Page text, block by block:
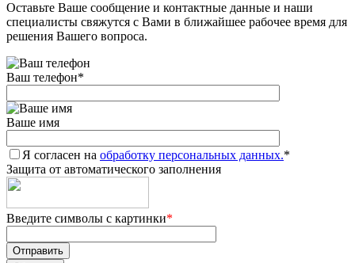
Оставьте Ваше сообщение и контактные данные и наши
специалисты свяжутся с Вами в ближайшее рабочее время для
решения Вашего вопроса.
Ваш телефон*
Ваше имя
Я согласен на обработку персональных данных.*
Защита от автоматического заполнения
Введите символы с картинки*